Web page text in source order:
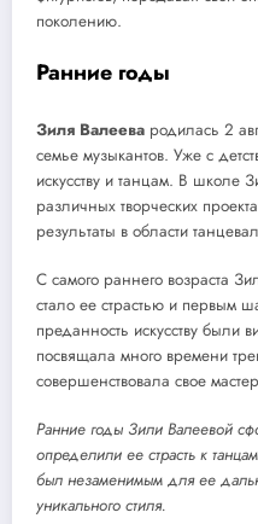
поколению.
Ранние годы
Зиля Валеева родилась 2
семье музыкантов. Уже с
искусству и танцам. В школе
различных творческих
результаты в области
С самого раннего возраста
стало ее страстью и первым
преданность искусству были
посвящала много времени
совершенствовала свое
Ранние годы Зили Валеевой
определили ее страсть к
был незаменимым для ее
уникального стиля.